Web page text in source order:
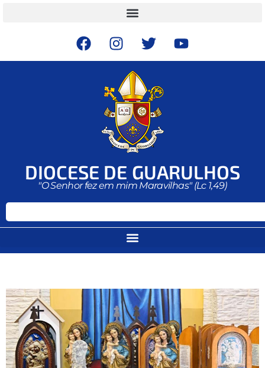
DIOCESE DE GUARULHOS
"O Senhor fez em mim Maravilhas" (Lc 1,49)